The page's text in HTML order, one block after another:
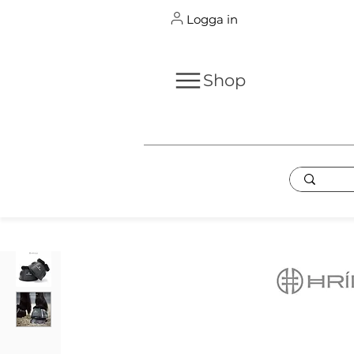
Logga in
Shop